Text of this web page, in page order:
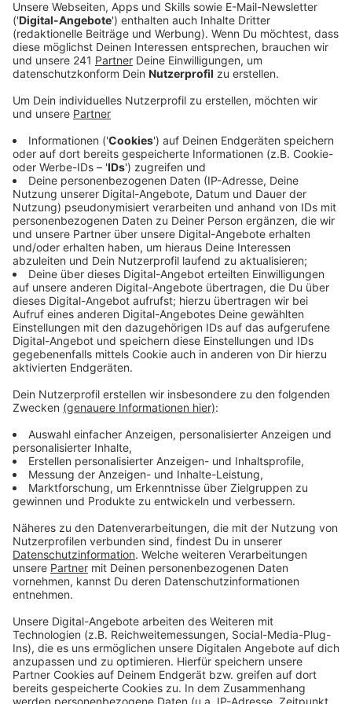
Veröffentlicht:Donnerstag, 15.08.2024 07:31
Die Polizei ist allerdings weiter vor Ort, nachdem zwei
Klimaaktivisten am Morgen das Flughafengelände
betreten hatten. Es kann weiterhin zu Verzögerungen
im Flugbetrieb kommen. (Stand: 08:55 Uhr.)
Anzeige
Die ursprüngliche Meldung
Anzeige
Am Köln/Bonner Flughafen geht gerade nichts - der
Flugbetrieb ist eingestellt, wegen einer Störaktion der
Letzten Generation. Unbekannte haben sich Zugang
Airport-Sprecherin. Es läuft ein Polizeieinsatz. Wegen
der Aktion der Klimaaktivisten ist der Flugbetrieb bis
auf Weiteres eingestellt. Zwei Aktivisten in
orangefarbenen Warnwesten fordern mehr
Klimaschutz und einen spürbaren Wandel. Sie tragen
Banner mit der Aufschrift "Oil kills". Die Start- und
Landebahnen haben sie wohl nicht betreten. Außer
Köln-Bonn haben Aktivisten laut dpa noch weitere
Flughäfen betreten - ebenfalls betroffen sind die
Flughäfen Berlin-Brandenburg, Stuttgart und
Nürnberg.
Anzeige